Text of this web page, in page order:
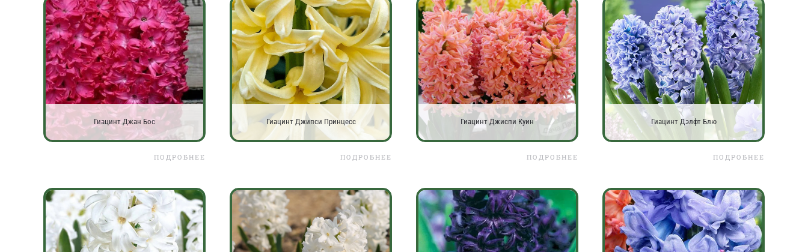
Гиацинт Джан Бос
ПОДРОБНЕЕ
Гиацинт Джипси Принцесс
ПОДРОБНЕЕ
Гиацинт Джиспи Куин
ПОДРОБНЕЕ
Гиацинт Дэлфт Блю
ПОДРОБНЕЕ